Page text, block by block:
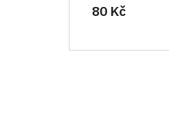
80 Kč